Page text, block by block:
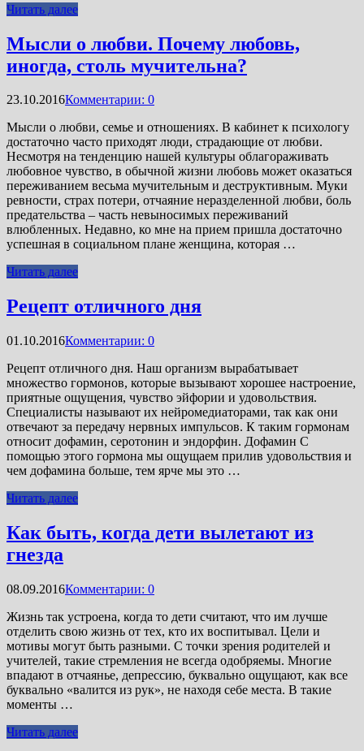
Читать далее
Мысли о любви. Почему любовь,
иногда, столь мучительна?
23.10.2016Комментарии: 0
Мысли о любви, семье и отношениях. В кабинет к психологу
достаточно часто приходят люди, страдающие от любви.
Несмотря на тенденцию нашей культуры облагораживать
любовное чувство, в обычной жизни любовь может оказаться
переживанием весьма мучительным и деструктивным. Муки
ревности, страх потери, отчаяние неразделенной любви, боль
предательства – часть невыносимых переживаний
влюбленных. Недавно, ко мне на прием пришла достаточно
успешная в социальном плане женщина, которая …
Читать далее
Рецепт отличного дня
01.10.2016Комментарии: 0
Рецепт отличного дня. Наш организм вырабатывает
множество гормонов, которые вызывают хорошее настроение,
приятные ощущения, чувство эйфории и удовольствия.
Специалисты называют их нейромедиаторами, так как они
отвечают за передачу нервных импульсов. К таким гормонам
относит дофамин, серотонин и эндорфин. Дофамин С
помощью этого гормона мы ощущаем прилив удовольствия и
чем дофамина больше, тем ярче мы это …
Читать далее
Как быть, когда дети вылетают из
гнезда
08.09.2016Комментарии: 0
Жизнь так устроена, когда то дети считают, что им лучше
отделить свою жизнь от тех, кто их воспитывал. Цели и
мотивы могут быть разными. С точки зрения родителей и
учителей, такие стремления не всегда одобряемы. Многие
впадают в отчаянье, депрессию, буквально ощущают, как все
буквально «валится из рук», не находя себе места. В такие
моменты …
Читать далее